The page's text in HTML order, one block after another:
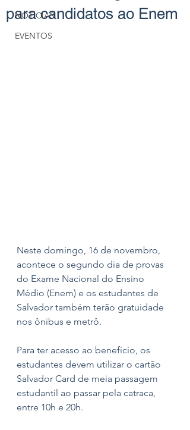
NOTÍCIAS
EVENTOS
para candidatos ao Enem
Neste domingo, 16 de novembro,
acontece o segundo dia de provas
do Exame Nacional do Ensino
Médio (Enem) e os estudantes de
Salvador também terão gratuidade
nos ônibus e metrô.
Para ter acesso ao benefício, os
estudantes devem utilizar o cartão
Salvador Card de meia passagem
estudantil ao passar pela catraca,
entre 10h e 20h.